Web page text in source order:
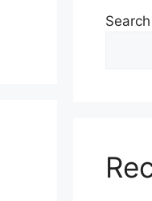
Search